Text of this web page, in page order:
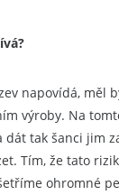
napovídá, měl
výroby. Na
dát tak šanci jim
Tím, že tato
ohromné